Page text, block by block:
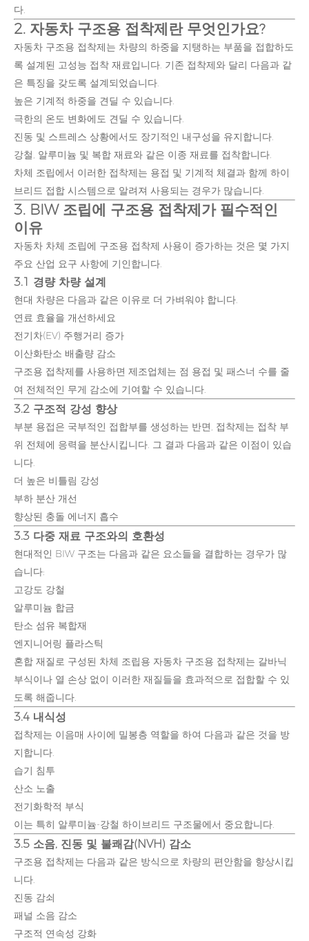
다.
2. 자동차 구조용 접착제란 무엇인가요?
자동차 구조용 접착제는 차량의 하중을 지탱하는 부품을 접합하도
록 설계된 고성능 접착 재료입니다. 기존 접착제와 달리 다음과 같
은 특징을 갖도록 설계되었습니다.
높은 기계적 하중을 견딜 수 있습니다.
극한의 온도 변화에도 견딜 수 있습니다.
진동 및 스트레스 상황에서도 장기적인 내구성을 유지합니다.
강철, 알루미늄 및 복합 재료와 같은 이종 재료를 접착합니다.
차체 조립에서 이러한 접착제는 용접 및 기계적 체결과 함께 하이
브리드 접합 시스템으로 알려져 사용되는 경우가 많습니다.
3. BIW 조립에 구조용 접착제가 필수적인
이유
자동차 차체 조립에 구조용 접착제 사용이 증가하는 것은 몇 가지
주요 산업 요구 사항에 기인합니다.
3.1 경량 차량 설계
현대 차량은 다음과 같은 이유로 더 가벼워야 합니다.
연료 효율을 개선하세요
전기차(EV) 주행거리 증가
이산화탄소 배출량 감소
구조용 접착제를 사용하면 제조업체는 점 용접 및 패스너 수를 줄
여 전체적인 무게 감소에 기여할 수 있습니다.
3.2 구조적 강성 향상
부분 용접은 국부적인 접합부를 생성하는 반면, 접착제는 접착 부
위 전체에 응력을 분산시킵니다. 그 결과 다음과 같은 이점이 있습
니다.
더 높은 비틀림 강성
부하 분산 개선
향상된 충돌 에너지 흡수
3.3 다중 재료 구조와의 호환성
현대적인 BIW 구조는 다음과 같은 요소들을 결합하는 경우가 많
습니다:
고강도 강철
알루미늄 합금
탄소 섬유 복합재
엔지니어링 플라스틱
혼합 재질로 구성된 차체 조립용 자동차 구조용 접착제는 갈바닉
부식이나 열 손상 없이 이러한 재질들을 효과적으로 접합할 수 있
도록 해줍니다.
3.4 내식성
접착제는 이음매 사이에 밀봉층 역할을 하여 다음과 같은 것을 방
지합니다.
습기 침투
산소 노출
전기화학적 부식
이는 특히 알루미늄-강철 하이브리드 구조물에서 중요합니다.
3.5 소음, 진동 및 불쾌감(NVH) 감소
구조용 접착제는 다음과 같은 방식으로 차량의 편안함을 향상시킵
니다.
진동 감쇠
패널 소음 감소
구조적 연속성 강화